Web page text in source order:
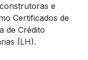
e
Certificados de
de Crédito
(LH).